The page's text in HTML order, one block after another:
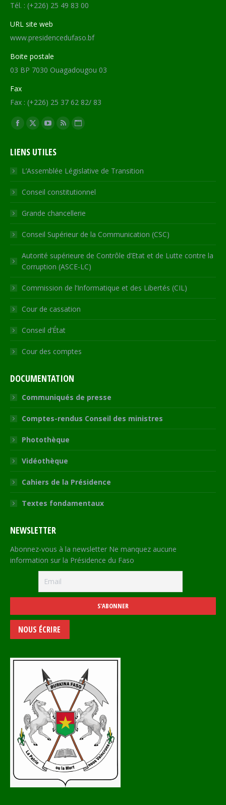
Tél. : (+226) 25 49 83 00
URL site web
www.presidencedufaso.bf
Boite postale
03 BP 7030 Ouagadougou 03
Fax
Fax : (+226) 25 37 62 82/ 83
Trouvez nous sur :
Facebook
opens
in
new
window
X
opens
in
new
window
YouTube
opens
in
new
window
RSS
in
new
window
Site
opens
in
new
LIENS UTILES
L’Assemblée Législative de Transition
Conseil constitutionnel
Grande chancellerie
Conseil Supérieur de la Communication (CSC)
Autorité supérieure de Contrôle d’Etat et de Lutte contre la
Corruption (ASCE-LC)
Commission de l’Informatique et des Libertés (CIL)
Cour de cassation
Conseil d’État
Cour des comptes
DOCUMENTATION
Communiqués de presse
Comptes-rendus Conseil des ministres
Photothèque
Vidéothèque
Cahiers de la Présidence
Textes fondamentaux
NEWSLETTER
Abonnez-vous à la newsletter Ne manquez aucune
information sur la Présidence du Faso
NOUS ÉCRIRE